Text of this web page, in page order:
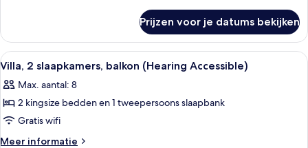
In
Shower)
laden
2
slaapkamers,
balkon
Accessible,
Roll-
Shower)
Prijzen voor je datums bekijken
Alle
foto's
voor
Villa,
2
slaapkamers,
Een moderne keuken met
12
Villa, 2 slaapkamers, balkon (Hearing Accessible)
Max. aantal: 8
2 kingsize bedden en 1 tweepersoons slaapbank
Gratis wifi
Meer informatie
Meer